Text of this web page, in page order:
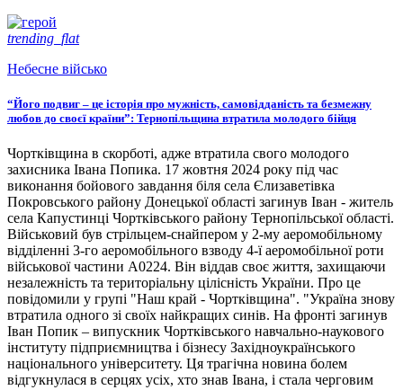
trending_flat
Небесне військо
“Його подвиг – це історія про мужність, самовідданість та безмежну
любов до своєї країни”: Тернопільщина втратила молодого бійця
Чортківщина в скорботі, адже втратила свого молодого
захисника Івана Попика. 17 жовтня 2024 року під час
виконання бойового завдання біля села Єлизаветівка
Покровського району Донецької області загинув Іван - житель
села Капустинці Чортківського району Тернопільської області.
Військовий був стрільцем-снайпером у 2-му аеромобільному
відділенні 3-го аеромобільного взводу 4-ї аеромобільної роти
військової частини А0224. Він віддав своє життя, захищаючи
незалежність та територіальну цілісність України. Про це
повідомили у групі "Наш край - Чортківщина". "Україна знову
втратила одного зі своїх найкращих синів. На фронті загинув
Іван Попик – випускник Чортківського навчально-наукового
інституту підприємництва і бізнесу Західноукраїнського
національного університету. Ця трагічна новина болем
відгукнулася в серцях усіх, хто знав Івана, і стала черговим